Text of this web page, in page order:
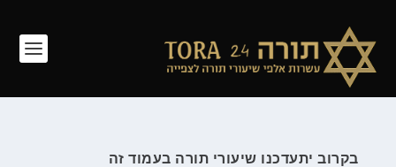
בקרוב יתעדכנו שיעורי תורה בעמוד זה